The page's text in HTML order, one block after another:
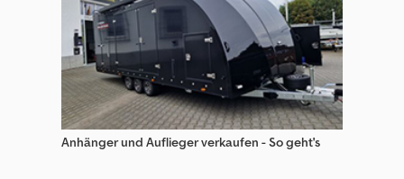
Anhänger und Auflieger verkaufen - So geht's